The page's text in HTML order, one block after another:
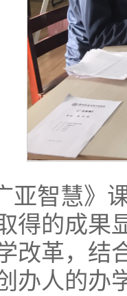
亚智慧》
得的成果
改革，结
办人的办